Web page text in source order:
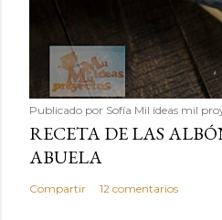
Publicado por Sofía Mil ideas mil
RECETA DE LAS
ABUELA
Compartir 12 comentarios